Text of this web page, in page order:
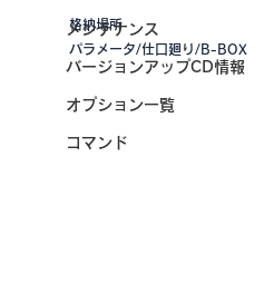
メンテナンス
バージョンアップCD情報
オプション一覧
コマンド
格納場所
パラメータ/仕口廻り/B-BOX